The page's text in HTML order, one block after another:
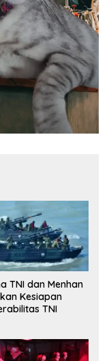
TNI dan Menhan
Kesiapan
TNI